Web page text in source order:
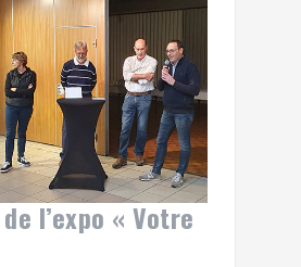
l’expo « Votre